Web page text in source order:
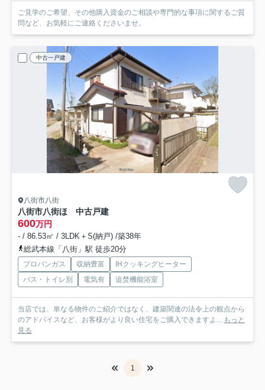
ご見学のご希望、その他購入資金のご相談や専門的な事項に関するご質
問など、お気軽にご連絡くださいませ。
中古一戸建
八街市八街
八街市八街ほ 中古戸建
600万円
- / 86.53㎡ / 3LDK＋S(納戸) /築38年
総武本線「八街」駅 徒歩20分
プロパンガス 収納豊富
IHクッキングヒーター
バス・トイレ別
電気有 追焚機能浴室
当店では、単なる物件のご紹介ではなく、建築関連の法令上の観点から
のアドバイスなど、お客様がより良い住宅をご購入できますよ... もっと
見る
1